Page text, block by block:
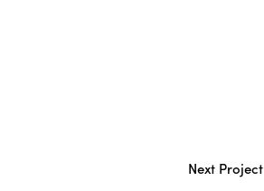
Next Project